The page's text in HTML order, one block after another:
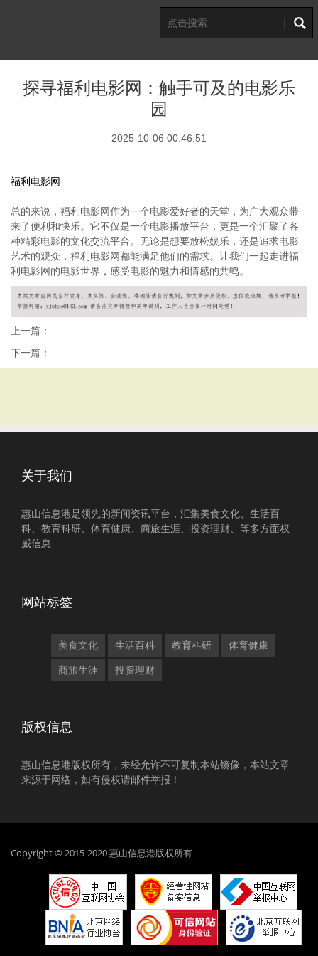
探寻福利电影网：触手可及的电影乐
园
2025-10-06 00:46:51
福利电影网
总的来说，福利电影网作为一个电影爱好者的天堂，为广大观众带
来了便利和快乐。它不仅是一个电影播放平台，更是一个汇聚了各
种精彩电影的文化交流平台。无论是想要放松娱乐，还是追求电影
艺术的观众，福利电影网都能满足他们的需求。让我们一起走进福
利电影网的电影世界，感受电影的魅力和情感的共鸣。
上一篇：
下一篇：
关于我们
惠山信息港是领先的新闻资讯平台，汇集美食文化、生活百
科、教育科研、体育健康、商旅生涯、投资理财、等多方面权
威信息
网站标签
美食文化 生活百科 教育科研 体育健康
商旅生涯 投资理财
版权信息
惠山信息港版权所有，未经允许不可复制本站镜像，本站文章
来源于网络，如有侵权请邮件举报！
Copyright © 2015-2020 惠山信息港版权所有